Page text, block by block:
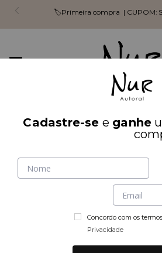
🏷️Primeira compra | CUPOM:
Mudar
INÍCIO LOOK INTEIRO
Cadastre-se e ganhe
Concordo com os
Privacidade